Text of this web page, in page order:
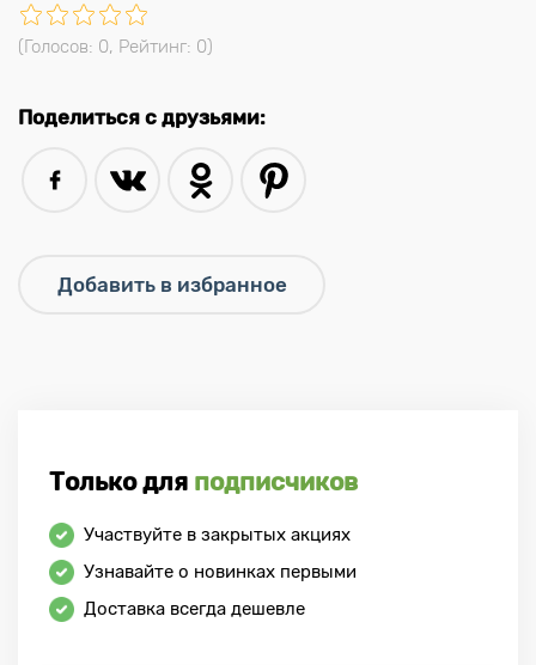
(Голосов: 0, Рейтинг: 0)
Поделиться с друзьями:
Только для подписчиков
Участвуйте в закрытых акциях
Узнавайте о новинках первыми
Доставка всегда дешевле